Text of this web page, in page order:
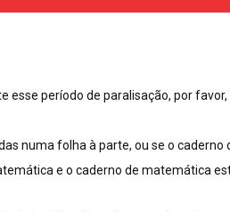
esse período de paralisação, por favor,
numa folha à parte, ou se o caderno
e o caderno de matemática